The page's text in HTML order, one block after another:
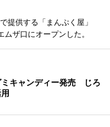
提供する「まんぷく屋」
ムザ口にオープンした。
ミキャンディー発売 じろ